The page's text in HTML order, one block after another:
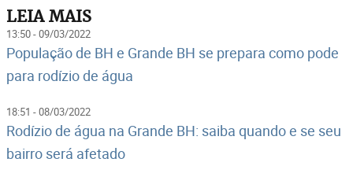
LEIA MAIS
13:50 - 09/03/2022
População de BH e Grande BH se prepara como pode
para rodízio de água
18:51 - 08/03/2022
Rodízio de água na Grande BH: saiba quando e se seu
bairro será afetado